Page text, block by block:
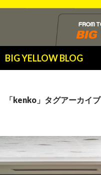
BIG YELLOW BLOG
索
ン
キ
ッ
プ
「kenko」タグアーカイブ